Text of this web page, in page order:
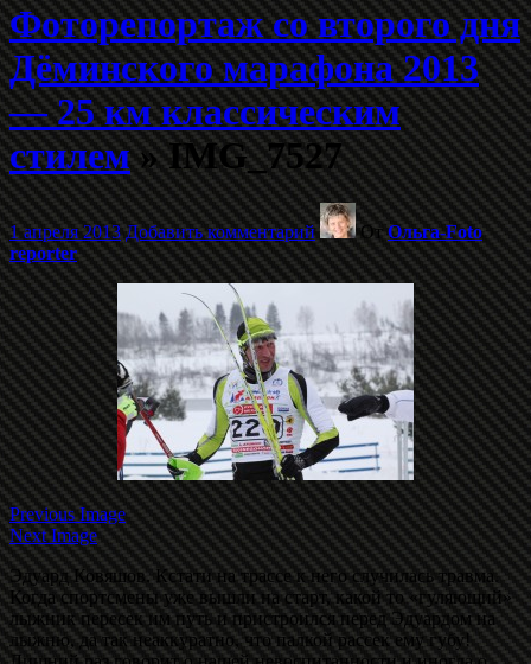
Фоторепортаж со второго дня
Дёминского марафона 2013
— 25 км классическим
стилем» IMG_7527
1 апреля 2013 Добавить комментарий ОтОльга-Foto
reporter
Previous Image
Next Image
Эдуард Ковяшов. Кстати на трассе к него случилась травма.
Когда спортсмены уже вышли на старт, какой то «гуляющий»
лыжник пересек им путь и пристроился перед Эдуардом на
лыжню, да так неаккуратно, что палкой рассек ему губу!